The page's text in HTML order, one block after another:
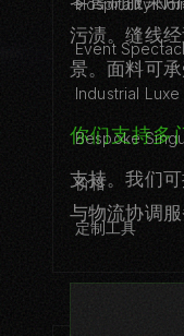
污渍。缝线
景。面料可
你们支持多
支持。我们
与物流协调
Event
Industrial Luxe
Bespoke
价格
定制工具